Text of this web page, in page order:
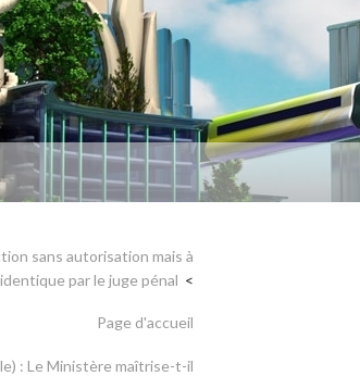
sans autorisation mais à
par le juge pénal
Page d'accueil
: Le Ministère maîtrise-t-il